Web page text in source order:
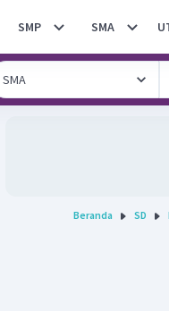
SMP SMA
Beranda SD